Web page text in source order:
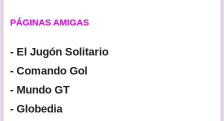
PÁGINAS AMIGAS
- El Jugón Solitario
- Comando Gol
- Mundo GT
- Globedia